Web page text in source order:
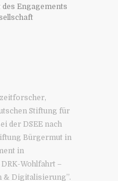
Engagements
Stiftung für
der DSEE nach
Bürgermut in
in
Wohlfahrt –
& Digitalisierung”.